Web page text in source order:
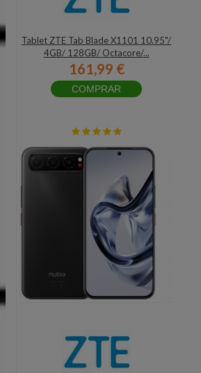
Tablet ZTE Tab Blade X1101 10.95"/
4GB/ 128GB/ Octacore/...
161,99 €
COMPRAR